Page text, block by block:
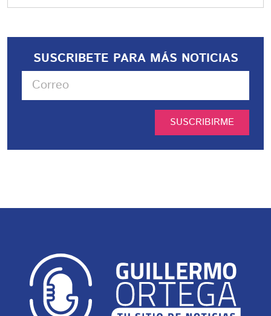
SUSCRIBETE PARA MÁS NOTICIAS
SUSCRIBIRME